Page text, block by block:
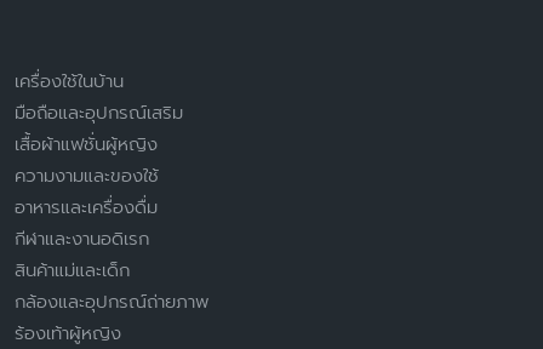
เครื่องใช้ในบ้าน
มือถือและอุปกรณ์เสริม
เสื้อผ้าแฟชั่นผู้หญิง
ความงามและของใช้
อาหารและเครื่องดื่ม
กีฬาและงานอดิเรก
สินค้าแม่และเด็ก
กล้องและอุปกรณ์ถ่ายภาพ
ร้องเท้าผู้หญิง